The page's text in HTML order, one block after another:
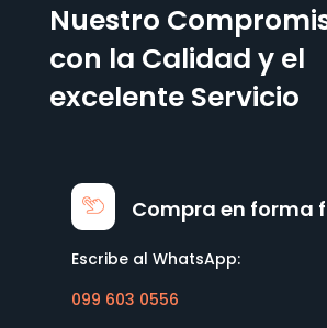
Nuestro
con la Calidad y el
excelente Servicio
Compra en forma
Escribe al WhatsApp:
099 603 0556